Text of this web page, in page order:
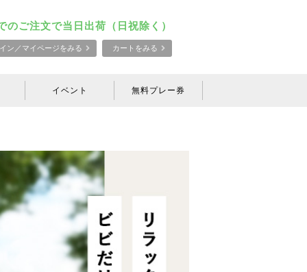
のご注文で当日出荷（日祝除く）
ン／マイページをみる カートをみる
イベント 無料プレー券